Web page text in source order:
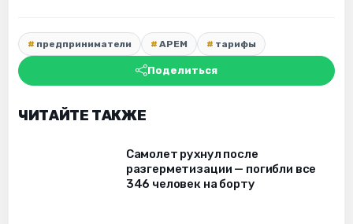
предприниматели АРЕМ тарифы
Поделиться
ЧИТАЙТЕ ТАКЖЕ
Самолет рухнул после
разгерметизации — погибли все
346 человек на борту